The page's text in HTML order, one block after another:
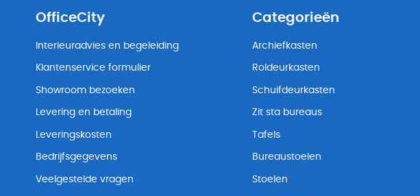
OfficeCity
Interieuradvies en begeleiding
Klantenservice formulier
Showroom bezoeken
Levering en betaling
Leveringskosten
Bedrijfsgegevens
Veelgestelde vragen
Categorieën
Archiefkasten
Roldeurkasten
Schuifdeurkasten
Zit sta bureaus
Tafels
Bureaustoelen
Stoelen